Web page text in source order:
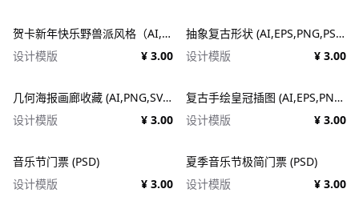
贺卡新年快乐野兽派风格（AI,EPS）
设计模版
¥ 3.00
抽象复古形状 (AI,EPS,PNG,PSD,SVG)
设计模版
¥ 3.00
几何海报画廊收藏 (AI,PNG,SVG)
设计模版
¥ 3.00
复古手绘皇冠插图 (AI,EPS,PNG,SVG)
设计模版
¥ 3.00
音乐节门票 (PSD)
设计模版
¥ 3.00
夏季音乐节极简门票 (PSD)
设计模版
¥ 3.00